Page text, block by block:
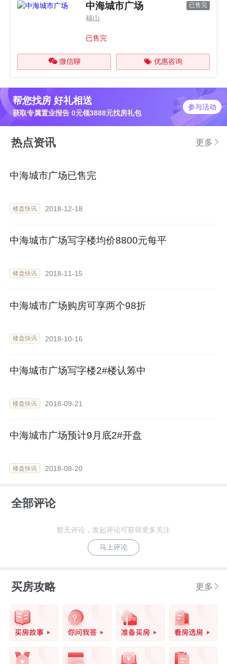
中海城市广场 已售完
福山
已售完
微信聊 优惠咨询
帮您找房 好礼相送
获取专属置业报告 0元领3888元找房礼包
参与活动
热点资讯 更多
中海城市广场已售完
楼盘快讯 2018-12-18
中海城市广场写字楼均价8800元每平
楼盘快讯 2018-11-15
中海城市广场购房可享两个98折
楼盘快讯 2018-10-16
中海城市广场写字楼2#楼认筹中
楼盘快讯 2018-09-21
中海城市广场预计9月底2#开盘
楼盘快讯 2018-08-20
全部评论
暂无评论，发起评论可获得更多关注
马上评论
买房攻略 更多